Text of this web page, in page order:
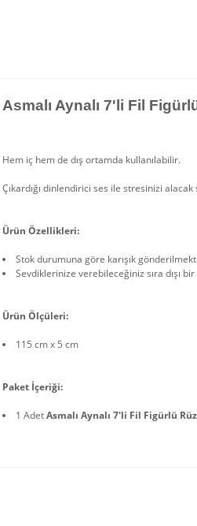
Asmalı Aynalı 7'li Fil
Hem iç hem de dış ortamda kullanılabilir.
Çıkardığı dinlendirici ses ile stresinizi
Ürün Özellikleri:
Stok durumuna göre karışık
Sevdiklerinize verebileceğiniz sıra dışı
Ürün Ölçüleri:
115 cm x 5 cm
Paket İçeriği:
1 AdetAsmalı Aynalı 7'li Fil Figürlü